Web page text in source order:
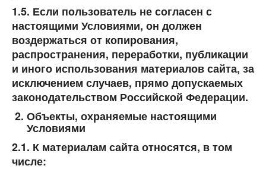
1.5. Если пользователь не согласен с
настоящими Условиями, он должен
воздержаться от копирования,
распространения, переработки, публикации
и иного использования материалов сайта, за
исключением случаев, прямо допускаемых
законодательством Российской Федерации.
Объекты, охраняемые настоящими
Условиями
2.1. К материалам сайта относятся, в том
числе: